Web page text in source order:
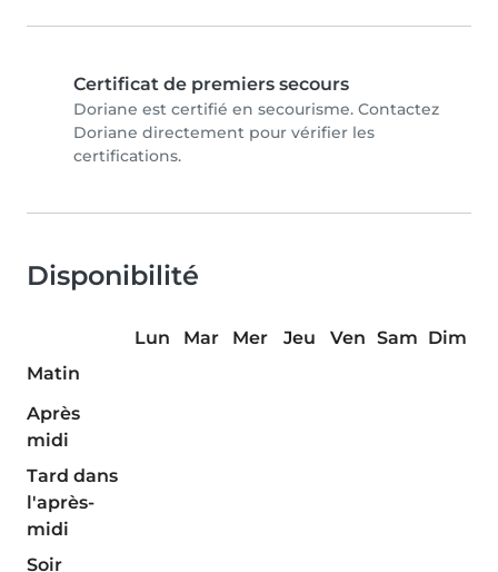
Certificat de premiers secours
Doriane est certifié en secourisme. Contactez
Doriane directement pour vérifier les
certifications.
Disponibilité
Lun Mar Mer Jeu Ven Sam Dim
Matin
Après
midi
Tard dans
l'après-
midi
Soir